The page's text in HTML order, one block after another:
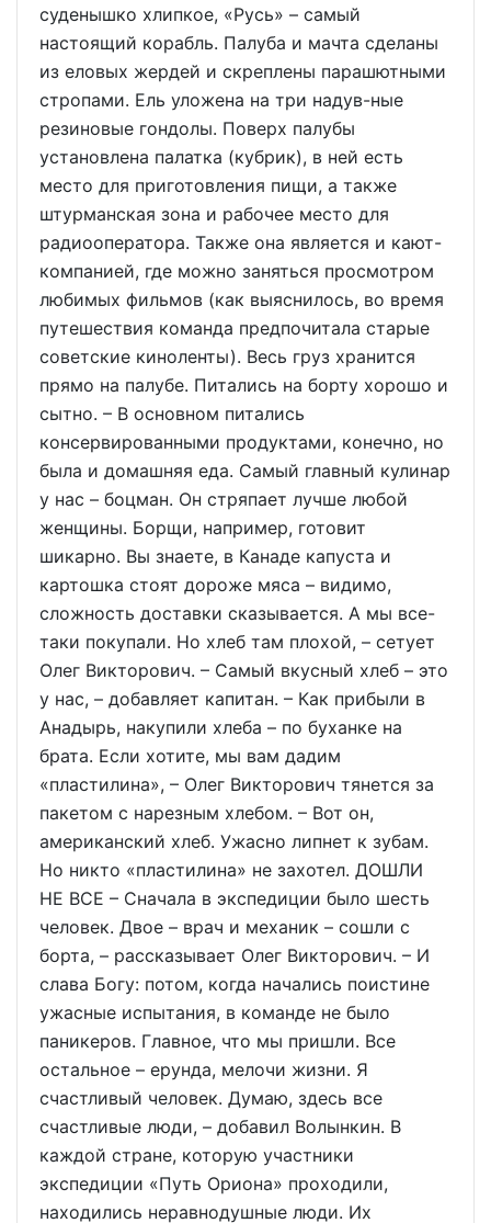
суденышко хлипкое, «Русь» – самый
настоящий корабль. Палуба и мачта сделаны
из еловых жердей и скреплены парашютными
стропами. Ель уложена на три надув-ные
резиновые гондолы. Поверх палубы
установлена палатка (кубрик), в ней есть
место для приготовления пищи, а также
штурманская зона и рабочее место для
радиооператора. Также она является и кают-
компанией, где можно заняться просмотром
любимых фильмов (как выяснилось, во время
путешествия команда предпочитала старые
советские киноленты). Весь груз хранится
прямо на палубе. Питались на борту хорошо и
сытно. – В основном питались
консервированными продуктами, конечно, но
была и домашняя еда. Самый главный кулинар
у нас – боцман. Он стряпает лучше любой
женщины. Борщи, например, готовит
шикарно. Вы знаете, в Канаде капуста и
картошка стоят дороже мяса – видимо,
сложность доставки сказывается. А мы все-
таки покупали. Но хлеб там плохой, – сетует
Олег Викторович. – Самый вкусный хлеб – это
у нас, – добавляет капитан. – Как прибыли в
Анадырь, накупили хлеба – по буханке на
брата. Если хотите, мы вам дадим
«пластилина», – Олег Викторович тянется за
пакетом с нарезным хлебом. – Вот он,
американский хлеб. Ужасно липнет к зубам.
Но никто «пластилина» не захотел. ДОШЛИ
НЕ ВСЕ – Сначала в экспедиции было шесть
человек. Двое – врач и механик – сошли с
борта, – рассказывает Олег Викторович. – И
слава Богу: потом, когда начались поистине
ужасные испытания, в команде не было
паникеров. Главное, что мы пришли. Все
остальное – ерунда, мелочи жизни. Я
счастливый человек. Думаю, здесь все
счастливые люди, – добавил Волынкин. В
каждой стране, которую участники
экспедиции «Путь Ориона» проходили,
находились неравнодушные люди. Их